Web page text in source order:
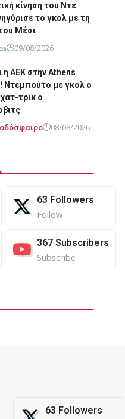
κίνηση του Ντε
το γκολ με τη
Μέσι
09/08/2026
η ΑΕΚ στην Athens
Ντεμπούτο με γκολ ο
χατ-τρικ ο
08/08/2026
63 Followers
Follow
367 Subscribers
Subscribe
63 Followers